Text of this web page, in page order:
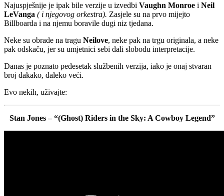
Najuspješnije je ipak bile verzije u izvedbi Vaughn Monroe i Neil
LeVanga ( i njegovog orkestra). Zasjele su na prvo mijejto
Billboarda i na njemu boravile dugi niz tjedana.
Neke su obrade na tragu Neilove, neke pak na trgu originala, a neke
pak odskaču, jer su umjetnici sebi dali slobodu interpretacije.
Danas je poznato pedesetak službenih verzija, iako je onaj stvaran
broj dakako, daleko veći.
Evo nekih, uživajte:
Stan Jones – “(Ghost) Riders in the Sky: A Cowboy Legend”